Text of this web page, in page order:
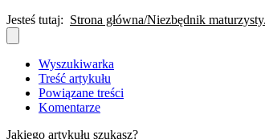
Jesteś tutaj: Strona główna Niezbędnik maturzysty
Wyszukiwarka
Treść artykułu
Powiązane treści
Komentarze
Jakiego artykułu szukasz?